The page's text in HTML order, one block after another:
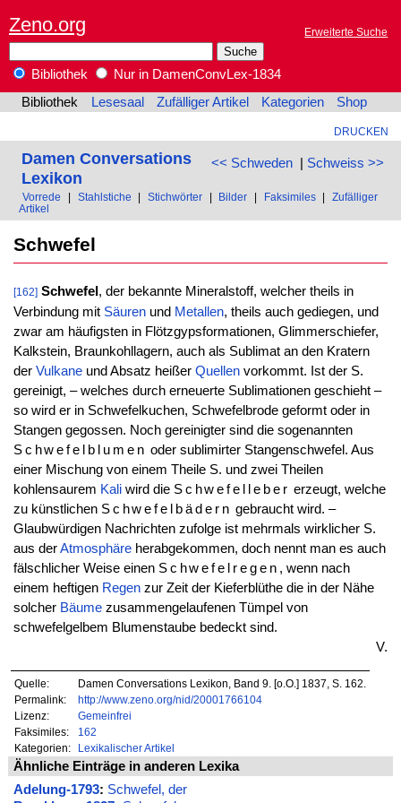
Zeno.org Erweiterte Suche
Bibliothek
Nur in DamenConvLex-1834
Bibliothek
Lesesaal Zufälliger Artikel Kategorien Shop
DRUCKEN
<< Schweden| Schweiss >>
Damen Conversations
Lexikon
Vorrede Stahlstiche Stichwörter Bilder Faksimiles
Zufälliger
Artikel
Schwefel
[162] Schwefel , der bekannte Mineralstoff, welcher theils in
Verbindung mit Säurenund Metallen, theils auch gediegen, und
zwar am häufigsten in Flötzgypsformationen, Glimmerschiefer,
Kalkstein, Braunkohllagern, auch als Sublimat an den Kratern
der Vulkaneund Absatz heißer Quellenvorkommt. Ist der S.
gereinigt, – welches durch erneuerte Sublimationen geschieht –
so wird er in Schwefelkuchen, Schwefelbrode geformt oder in
Stangen gegossen. Noch gereinigter sind die sogenannten
Schwefelblumen oder sublimirter Stangenschwefel. Aus
einer Mischung von einem Theile S. und zwei Theilen
kohlensaurem Kaliwird die Schwefelleber erzeugt, welche
zu künstlichen Schwefelbädern gebraucht wird. –
Glaubwürdigen Nachrichten zufolge ist mehrmals wirklicher S.
aus derAtmosphäreherabgekommen, doch nennt man es auch
fälschlicher Weise einen Schwefelregen , wenn nach
einem heftigen Regenzur Zeit der Kieferblüthe die in der Nähe
solcher Bäumezusammengelaufenen Tümpel von
schwefelgelbem Blumenstaube bedeckt sind.
V.
Quelle:
Damen Conversations Lexikon, Band 9. [o.O.] 1837, S. 162.
Permalink:
http://www.zeno.org/nid/20001766104
Lizenz:
Gemeinfrei
Faksimiles:
162
Kategorien:
Lexikalischer Artikel
Ähnliche Einträge in anderen Lexika
Adelung-1793: Schwefel, der